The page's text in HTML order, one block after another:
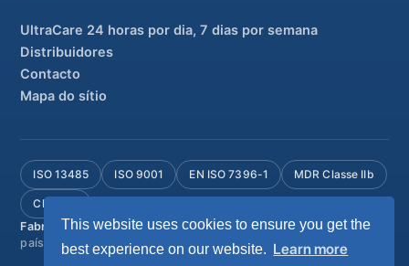
This website uses cookies to ensure you get the
best experience on our website. Learn more
UltraCare 24 horas por dia, 7 dias por semana
Distribuidores
Contacto
Mapa do sítio
ISO 13485 ISO 9001 EN ISO 7396-1 MDR Classe IIb
CE 1639
Fabricado em Portugal· 40 anos de engenharia · Mais de 80
países